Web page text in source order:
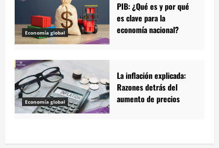
Economía global
PIB: ¿Qué es y por qué
es clave para la
economía nacional?
Economía global
La inflación explicada:
Razones detrás del
aumento de precios